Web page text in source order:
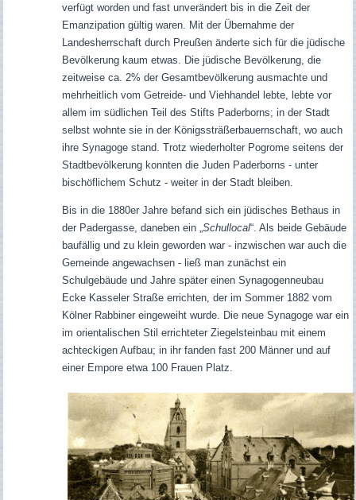
verfügt worden und fast unverändert bis in die Zeit der
Emanzipation gültig waren. Mit der Übernahme der
Landesherrschaft durch Preußen änderte sich für die jüdische
Bevölkerung kaum etwas. Die jüdische Bevölkerung, die
zeitweise ca. 2% der Gesamtbevölkerung ausmachte und
mehrheitlich vom Getreide- und Viehhandel lebte, lebte vor
allem im südlichen Teil des Stifts Paderborns; in der Stadt
selbst wohnte sie in der Königssträßerbauernschaft, wo auch
ihre Synagoge stand. Trotz wiederholter Pogrome seitens der
Stadtbevölkerung konnten die Juden Paderborns - unter
bischöflichem Schutz - weiter in der Stadt bleiben.
Bis in die 1880er Jahre befand sich ein jüdisches Bethaus in
der Padergasse, daneben ein „ Schullocal“. Als beide Gebäude
baufällig und zu klein geworden war - inzwischen war auch die
Gemeinde angewachsen - ließ man zunächst ein
Schulgebäude und Jahre später einen Synagogenneubau
Ecke Kasseler Straße errichten, der im Sommer 1882 vom
Kölner Rabbiner eingeweiht wurde. Die neue Synagoge war ein
im orientalischen Stil errichteter Ziegelsteinbau mit einem
achteckigen Aufbau; in ihr fanden fast 200 Männer und auf
einer Empore etwa 100 Frauen Platz.